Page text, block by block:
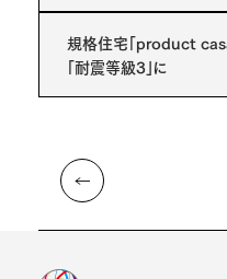
規格住宅「product
「耐震等級3」に